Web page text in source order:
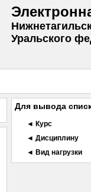
Уральского
Для вывода
◄ Курс
◄ Дисциплину
◄ Вид нагрузки